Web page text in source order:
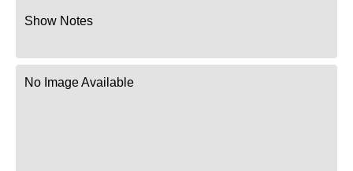
Show Notes
No Image Available